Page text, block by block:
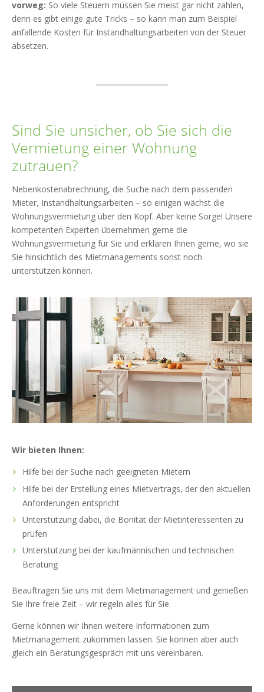
vorweg: So viele Steuern müssen Sie meist gar nicht zahlen,
denn es gibt einige gute Tricks – so kann man zum Beispiel
anfallende Kosten für Instandhaltungsarbeiten von der Steuer
absetzen.
Sind Sie unsicher, ob Sie sich die
Vermietung einer Wohnung
zutrauen?
Nebenkostenabrechnung, die Suche nach dem passenden
Mieter, Instandhaltungsarbeiten – so einigen wächst die
Wohnungsvermietung über den Kopf. Aber keine Sorge! Unsere
kompetenten Experten übernehmen gerne die
Wohnungsvermietung für Sie und erklären Ihnen gerne, wo sie
Sie hinsichtlich des Mietmanagements sonst noch
unterstützen können.
Wir bieten Ihnen:
Hilfe bei der Suche nach geeigneten Mietern
Hilfe bei der Erstellung eines Mietvertrags, der den aktuellen
Anforderungen entspricht
Unterstützung dabei, die Bonität der Mietinteressenten zu
prüfen
Unterstützung bei der kaufmännischen und technischen
Beratung
Beauftragen Sie uns mit dem Mietmanagement und genießen
Sie Ihre freie Zeit – wir regeln alles für Sie.
Gerne können wir Ihnen weitere Informationen zum
Mietmanagement zukommen lassen. Sie können aber auch
gleich ein Beratungsgespräch mit uns vereinbaren.